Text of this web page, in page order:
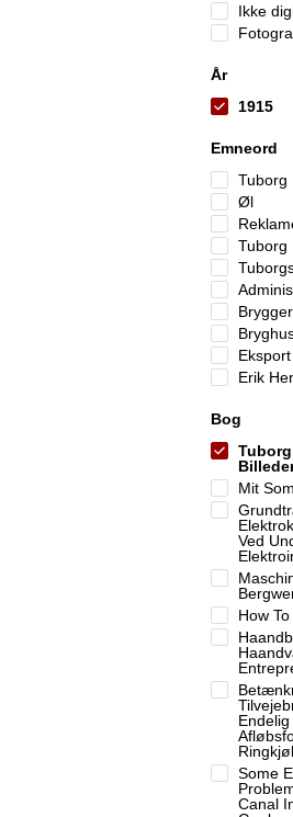
Ikke
År
1915
Emneord
Tuborg
Øl
Tuborg
Eksport
Erik
Bog
Mit
Ved
How
Some
Canal